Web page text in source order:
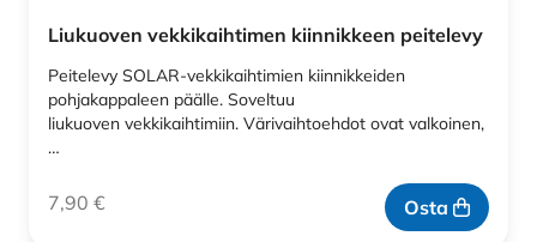
Liukuoven vekkikaihtimen kiinnikkeen peitelevy
Peitelevy SOLAR-vekkikaihtimien kiinnikkeiden
pohjakappaleen päälle. Soveltuu
liukuoven vekkikaihtimiin. Värivaihtoehdot ovat valkoinen,
…
7,90 € Osta